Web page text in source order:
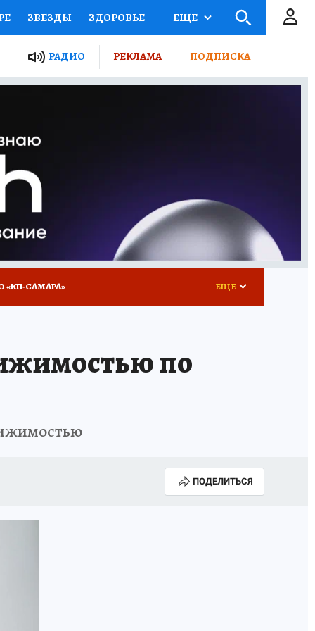
ЗВЕЗДЫ ЗДОРОВЬЕ
ПРОЕКТЫ РОССИИ
ПУТЕВОДИТЕЛЬ
ЕЩЕ
РАДИО РЕКЛАМА ПОДПИСКА
«КП-САМАРА»
ДЕНЬ ПОБЕДЫ В САМАРЕ 2025
ЕЩЕ
по
ПОДЕЛИТЬСЯ